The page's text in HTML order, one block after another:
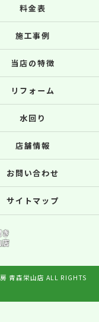
料金表
施工事例
当店の特徴
リフォーム
水回り
店舗情報
お問い合わせ
サイトマップ
青森栄山店 ALL RIGHTS